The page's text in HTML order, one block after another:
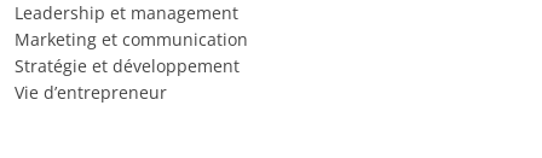
Leadership et management
Marketing et communication
Stratégie et développement
Vie d’entrepreneur